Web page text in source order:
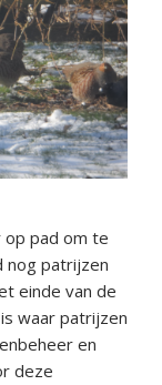
op pad om te
nog patrijzen
einde van de
waar patrijzen
en
deze